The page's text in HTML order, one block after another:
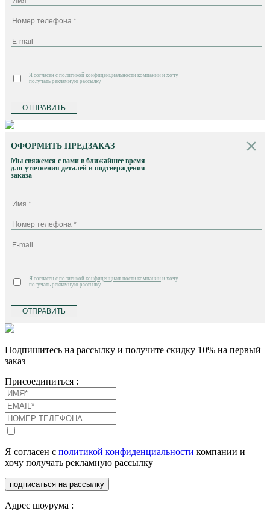
Я согласен с политикой конфиденциальности компании и хочу
получать рекламную рассылку
ОТПРАВИТЬ
ОФОРМИТЬ ПРЕДЗАКАЗ
Мы свяжемся с вами в ближайшее время
для уточнения деталей и подтверждения
заказа
Я согласен с политикой конфиденциальности компании и хочу
получать рекламную рассылку
ОТПРАВИТЬ
Подпишитесь на рассылку и получите скидку 10% на первый
заказ
Присоединиться :
Я согласен с политикой конфиденциальности компании и
хочу получать рекламную рассылку
подписаться на рассылку
Адрес шоурума :